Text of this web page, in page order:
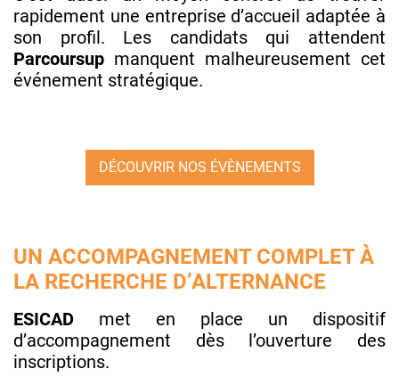
rapidement une entreprise d’accueil adaptée à
son profil. Les candidats qui attendent
Parcoursup manquent malheureusement cet
événement stratégique.
DÉCOUVRIR NOS ÉVÈNEMENTS
UN ACCOMPAGNEMENT COMPLET À
LA RECHERCHE D’ALTERNANCE
ESICAD met en place un dispositif
d’accompagnement dès l’ouverture des
inscriptions.